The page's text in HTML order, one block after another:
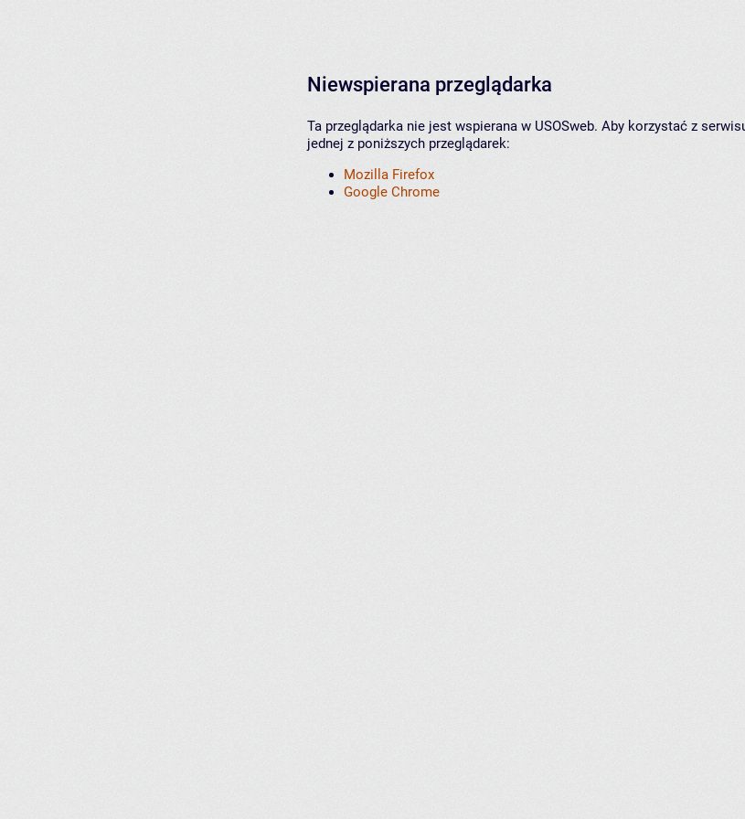
Niewspierana przeglądarka
Ta przeglądarka nie jest wspierana w USOSweb. Aby korzystać z
jednej z poniższych przeglądarek:
Mozilla Firefox
Google Chrome